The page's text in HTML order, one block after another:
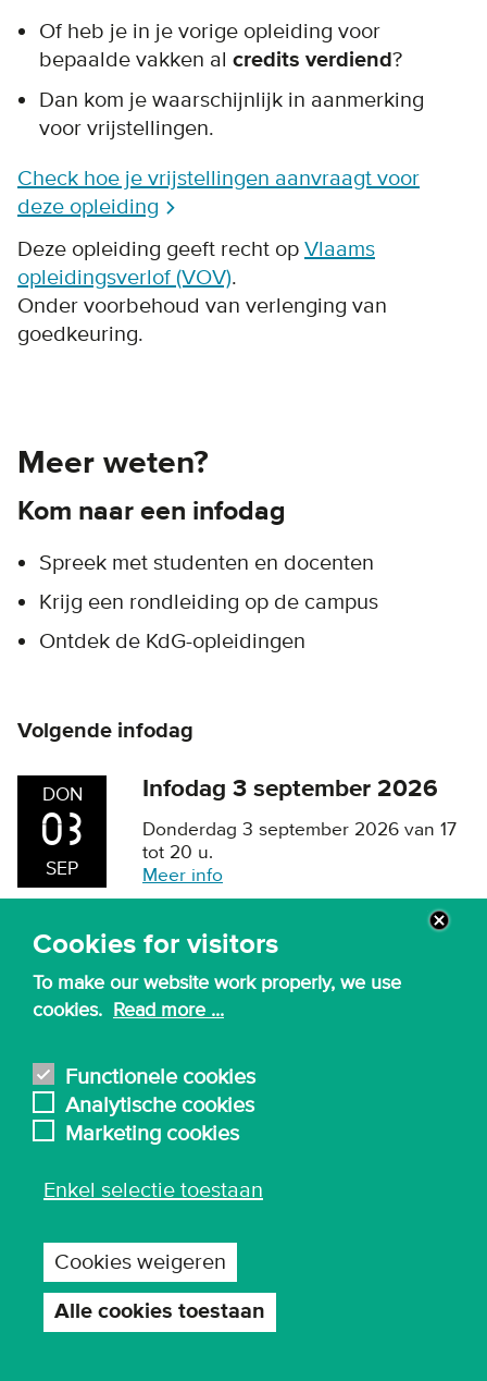
Cookies for visitors
To make our website work properly, we use
cookies. Read more ...
Functionele cookies
Analytische cookies
Marketing cookies
Enkel selectie toestaan
Cookies weigeren
Alle cookies toestaan
Of heb je in je vorige opleiding voor
bepaalde vakken al credits verdiend?
Dan kom je waarschijnlijk in aanmerking
voor vrijstellingen.
Check hoe je vrijstellingen aanvraagt voor
deze opleiding
Deze opleiding geeft recht op Vlaams
opleidingsverlof (VOV).
Onder voorbehoud van verlenging van
goedkeuring.
Meer weten?
Kom naar een infodag
Spreek met studenten en docenten
Krijg een rondleiding op de campus
Ontdek de KdG-opleidingen
Volgende infodag
DON
03
SEP
Infodag 3 september 2026
Donderdag 3 september 2026 van 17
tot 20 u.
Meer info
Alle infodagen, locaties en tijdstippen
Schrijf je in en ontvang een reminder